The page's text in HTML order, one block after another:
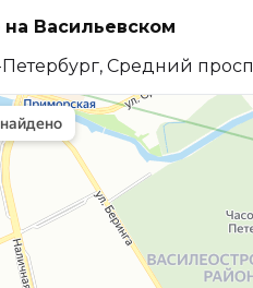
на Васильевском
Средний